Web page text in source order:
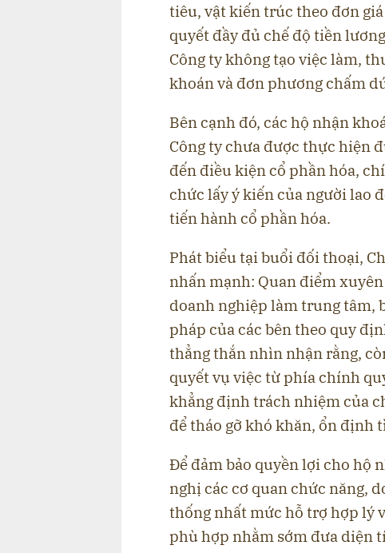
tiêu, vật kiến trúc theo đơn
quyết đầy đủ chế độ tiền
Công ty không tạo việc làm,
khoán và đơn phương chấm
Bên cạnh đó, các hộ nhận
Công ty chưa được thực hiện
đến điều kiện cổ phần hóa,
chức lấy ý kiến của người lao
tiến hành cổ phần hóa.
Phát biểu tại buổi đối thoại,
nhấn mạnh: Quan điểm
doanh nghiệp làm trung tâm,
pháp của các bên theo quy
thẳng thắn nhìn nhận rằng,
quyết vụ việc từ phía chính
khẳng định trách nhiệm của
để tháo gỡ khó khăn, ổn định
Để đảm bảo quyền lợi cho hộ
nghị các cơ quan chức năng,
thống nhất mức hỗ trợ hợp lý
phù hợp nhằm sớm đưa diện